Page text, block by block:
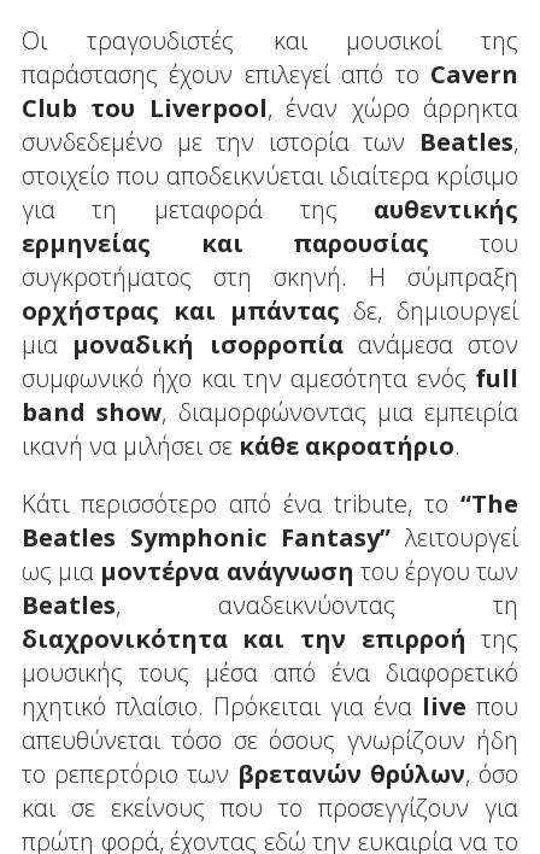
Οι τραγουδιστές και μουσικοί της
παράστασης έχουν επιλεγεί από το Cavern
Club του Liverpool, έναν χώρο άρρηκτα
συνδεδεμένο με την ιστορία των Beatles,
στοιχείο που αποδεικνύεται ιδιαίτερα κρίσιμο
για τη μεταφορά της αυθεντικής
ερμηνείας και παρουσίας του
συγκροτήματος στη σκηνή. Η σύμπραξη
ορχήστρας και μπάντας δε, δημιουργεί
μια μοναδική ισορροπίαανάμεσα στον
συμφωνικό ήχο και την αμεσότητα ενός full
band show, διαμορφώνοντας μια εμπειρία
ικανή να μιλήσει σε κάθε ακροατήριο.
Κάτι περισσότερο από ένα tribute, το“The
Beatles Symphonic Fantasy” λειτουργεί
ως μια μοντέρνα ανάγνωση του έργου των
Beatles, αναδεικνύοντας τη
διαχρονικότητα και την επιρροή της
μουσικής τους μέσα από ένα διαφορετικό
ηχητικό πλαίσιο. Πρόκειται για ένα live που
απευθύνεται τόσο σε όσους γνωρίζουν ήδη
το ρεπερτόριο των βρετανών θρύλων, όσο
και σε εκείνους που το προσεγγίζουν για
πρώτη φορά, έχοντας εδώ την ευκαιρία να το